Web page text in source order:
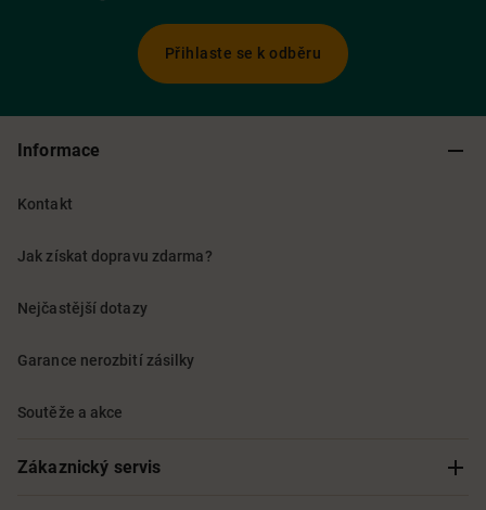
Přihlaste se k odběru
Informace
Kontakt
Jak získat dopravu zdarma?
Nejčastější dotazy
Garance nerozbití zásilky
Soutěže a akce
Zákaznický servis